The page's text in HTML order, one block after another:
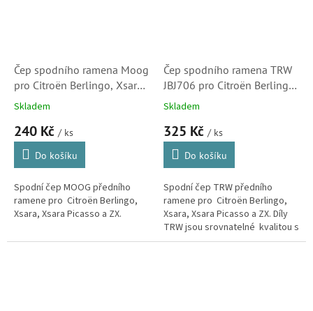
Čep spodního ramena Moog
pro Citroën Berlingo, Xsara
a Xsara Picasso (364050,
Skladem
240 Kč / ks
Do košíku
Spodní čep MOOG předního
ramene pro Citroën Berlingo,
Xsara, Xsara Picasso a ZX.
Čep spodního ramena TRW
JBJ706 pro Citroën Berlingo,
Xsara a Xsara Picasso
Skladem
325 Kč / ks
Do košíku
Spodní čep TRW předního
ramene pro Citroën Berlingo,
Xsara, Xsara Picasso a ZX. Díly
TRW jsou srovnatelné kvalitou s
originálem. Značka TRW je